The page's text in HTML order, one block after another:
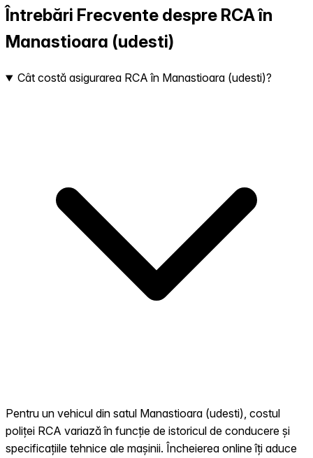
Întrebări Frecvente despre RCA în
Manastioara (udesti)
Cât costă asigurarea RCA în Manastioara (udesti)?
Pentru un vehicul din satul Manastioara (udesti), costul
poliței RCA variază în funcție de istoricul de conducere și
specificațiile tehnice ale mașinii. Încheierea online îți aduce